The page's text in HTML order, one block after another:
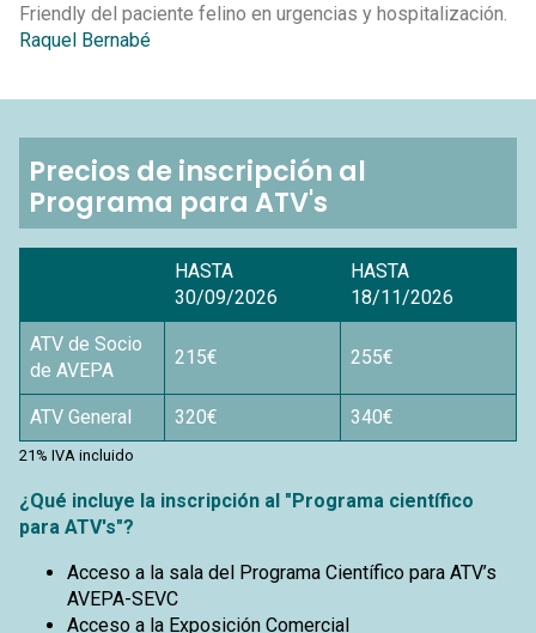
Friendly del paciente felino en urgencias y hospitalización.
Raquel Bernabé
Precios de inscripción al
Programa para ATV's
HASTA
30/09/2026
HASTA
18/11/2026
ATV de Socio
de AVEPA
215€ 255€
ATV General 320€ 340€
21% IVA incluido
¿Qué incluye la inscripción al "Programa científico
para ATV's"?
Acceso a la sala del Programa Científico para ATV’s
AVEPA-SEVC
Acceso a la Exposición Comercial